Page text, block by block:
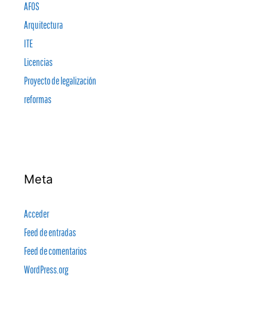
AFOS
Arquitectura
ITE
Licencias
Proyecto de legalización
reformas
Meta
Acceder
Feed de entradas
Feed de comentarios
WordPress.org